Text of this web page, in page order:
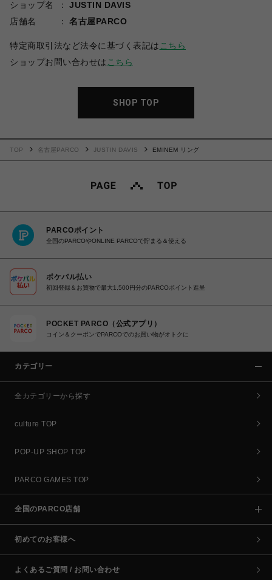
ショップ名
JUSTIN DAVIS
店舗名
名古屋PARCO
特定商取引法など法令に基づく表記は こちら
ショップお問い合わせは こちら
SHOP TOP
TOP 名古屋PARCO JUSTIN DAVIS EMINEM リング
PARCOポイント
全国のPARCOやONLINE PARCOで貯まる＆使える
ポケパル払い
初回登録＆お買物で最大1,500円分のPARCOポイント進呈
POCKET PARCO（公式アプリ）
コイン＆クーポンでPARCOでのお買い物がオトクに
カテゴリー
全カテゴリーから探す
culture TOP
POP-UP SHOP TOP
PARCO GAMES TOP
全国のPARCO店舗
初めてのお客様へ
よくあるご質問 / お問い合わせ